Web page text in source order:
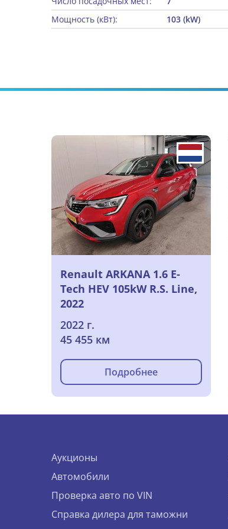
Мощность (кВт):
103 (kW)
Renault ARKANA 1.6 E-
Tech HEV 105kW R.S. Line,
2022
2022 г.
45 455 км
Подробнее
Аукционы
Автомобили
Проверка авто по VIN
Справка дилера для таможни